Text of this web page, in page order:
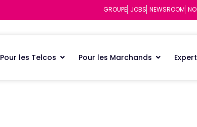
GROUPE JOBS NEWSROOM
Pour les Telcos Pour les Marchands